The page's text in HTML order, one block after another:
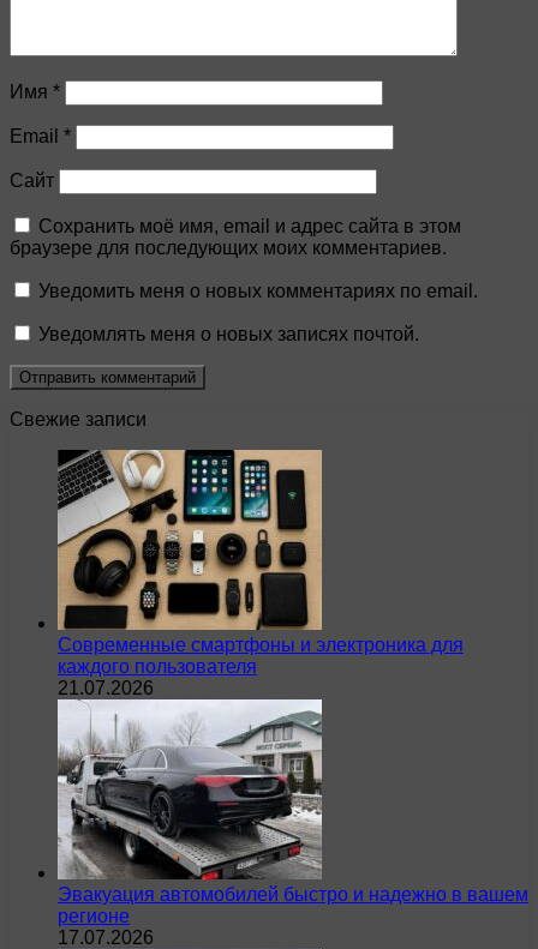
Имя *
Email *
Сайт
Сохранить моё имя, email и адрес сайта в этом
браузере для последующих моих комментариев.
Уведомить меня о новых комментариях по email.
Уведомлять меня о новых записях почтой.
Свежие записи
Современные смартфоны и электроника для
каждого пользователя
21.07.2026
Эвакуация автомобилей быстро и надежно в вашем
регионе
17.07.2026